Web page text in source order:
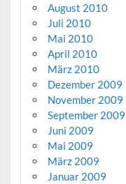
August 2010
Juli 2010
Mai 2010
April 2010
März 2010
Dezember 2009
November 2009
September 2009
Juni 2009
Mai 2009
März 2009
Januar 2009